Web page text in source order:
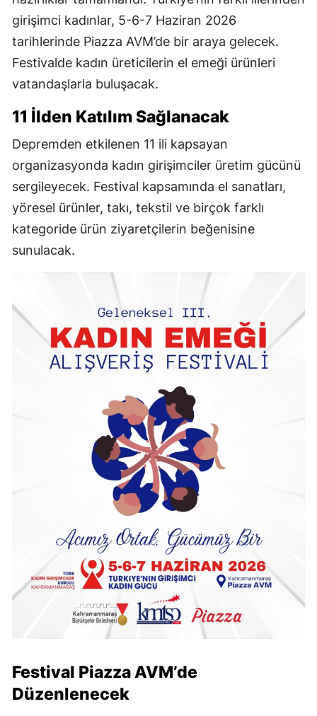
girişimci kadınlar, 5-6-7 Haziran 2026
tarihlerinde Piazza AVM’de bir araya gelecek.
Festivalde kadın üreticilerin el emeği ürünleri
vatandaşlarla buluşacak.
11 İlden Katılım Sağlanacak
Depremden etkilenen 11 ili kapsayan
organizasyonda kadın girişimciler üretim gücünü
sergileyecek. Festival kapsamında el sanatları,
yöresel ürünler, takı, tekstil ve birçok farklı
kategoride ürün ziyaretçilerin beğenisine
sunulacak.
Festival Piazza AVM’de
Düzenlenecek